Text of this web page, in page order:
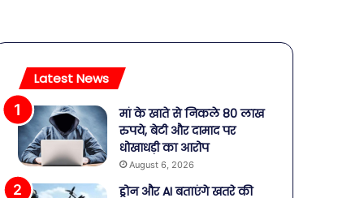
Latest News
मां के खाते से निकले 80 लाख
रुपये, बेटी और दामाद पर
धोखाधड़ी का आरोप
August 6, 2026
ड्रोन और AI बताएंगे खतरे की